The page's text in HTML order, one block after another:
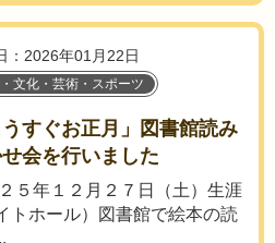
：2026年01月22日
文化・芸術・スポーツ
うすぐお正月」図書館読み
会を行いました
５年１２月２７日（土）生涯
トホール）図書館で絵本の読